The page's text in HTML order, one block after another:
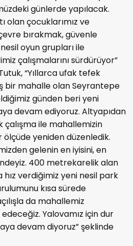
günlerde yapılacak.
olan çocuklarımız ve
bırakmak, güvenle
oyun grupları ile
çalışmalarını sürdürüyor”
“Yıllarca ufak tefek
bir mahalle olan Seyrantepe
günden beri yeni
devam ediyoruz. Altyapıdan
çalışma ile mahallemizin
yeniden düzenledik.
gelenin en iyisini, en
400 metrekarelik alan
hız verdiğimiz yeni nesil park
kısa sürede
da mahallemiz
Yalovamız için dur
devam diyoruz” şeklinde